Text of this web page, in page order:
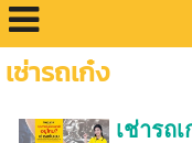
เช่ารถเก๋ง
เช่ารถเ